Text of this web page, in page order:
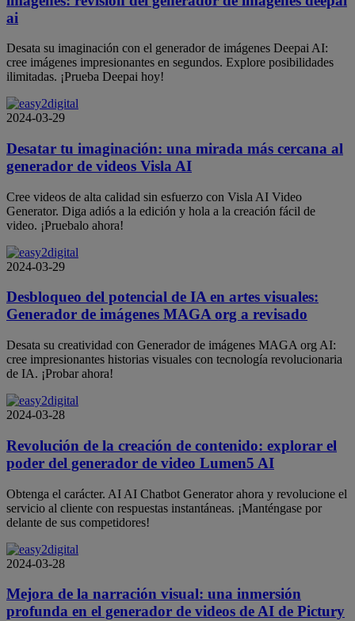
ai
Desata su imaginación con el generador de imágenes Deepai AI:
cree imágenes impresionantes en segundos. Explore posibilidades
ilimitadas. ¡Prueba Deepai hoy!
2024-03-29
Desatar tu imaginación: una mirada más cercana al
generador de videos Visla AI
Cree videos de alta calidad sin esfuerzo con Visla AI Video
Generator. Diga adiós a la edición y hola a la creación fácil de
video. ¡Pruebalo ahora!
2024-03-29
Desbloqueo del potencial de IA en artes visuales:
Generador de imágenes MAGA org a revisado
Desata su creatividad con Generador de imágenes MAGA org AI:
cree impresionantes historias visuales con tecnología revolucionaria
de IA. ¡Probar ahora!
2024-03-28
Revolución de la creación de contenido: explorar el
poder del generador de video Lumen5 AI
Obtenga el carácter. AI AI Chatbot Generator ahora y revolucione el
servicio al cliente con respuestas instantáneas. ¡Manténgase por
delante de sus competidores!
2024-03-28
Mejora de la narración visual: una inmersión
profunda en el generador de videos de AI de Pictury